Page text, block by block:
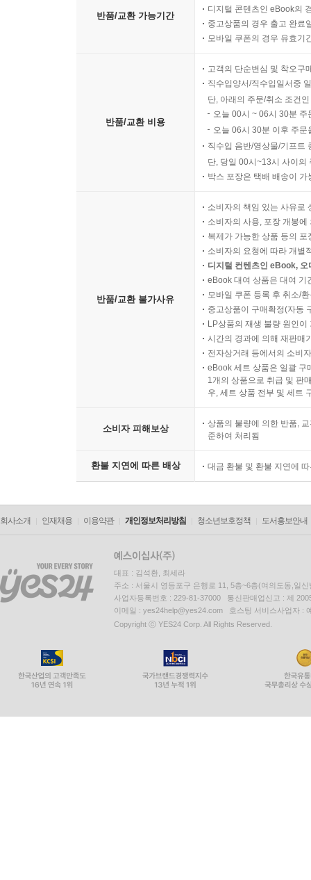
반품/교환 가능기간
디지털 콘텐츠인 eBook의
중고상품의 경우 출고 완료
모바일 쿠폰의 경우 유효기
반품/교환 비용
고객의 단순변심 및 착오구
직수입양서/직수입일서중
단, 아래의 주문/취소 조건
오늘 00시 ~ 06시 30분
오늘 06시 30분 이후 주
직수입 음반/영상물/기프트
단, 당일 00시~13시 사이의
박스 포장은 택배 배송이
반품/교환 불가사유
소비자의 책임 있는 사유로
소비자의 사용, 포장 개봉
복제가 가능한 상품 등의
소비자의 요청에 따라 개별
디지털 컨텐츠인 eBook,
eBook 대여 상품은 대여 기
모바일 쿠폰 등록 후 취소/
중고상품이 구매확정(자동
LP상품의 재생 불량 원인
시간의 경과에 의해 재판매
전자상거래 등에서의 소비
eBook 세트 상품은 일괄 구
1개의 상품으로 취급 및 판
우, 세트 상품 전부 및 세트
소비자 피해보상
상품의 불량에 의한 반품,
준하여 처리됨
환불 지연에 따른 배상 대금 환불 및 환불 지연에
회사소개 인재채용 이용약관 개인정보처리방침 청소년보호정책 도서홍보안내
대표 : 김석환, 최세라
주소 : 서울시 영등포구 은행로 11, 5층~6층(여의도동,일신
사업자등록번호 : 229-81-37000 통신판매업신고 : 제
이메일 : yes24help@yes24.com 호스팅 서비스사업자 :
Copyright ⓒ YES24 Corp. All Rights Reserved.